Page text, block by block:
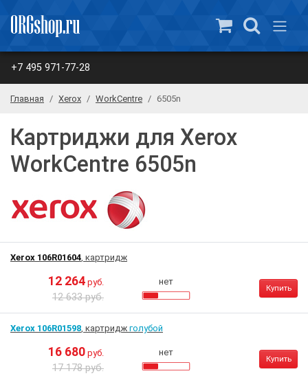
+7 495 971-77-28
Главная Xerox WorkCentre 6505n
Картриджи для Xerox
WorkCentre 6505n
Xerox 106R01604, картридж
12 264 руб.
12 633 руб.
нет
Купить
Xerox 106R01598, картридж голубой
16 680 руб.
17 178 руб.
нет
Купить